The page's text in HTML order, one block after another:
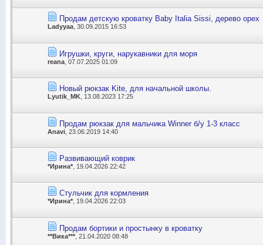
Продам детскую кроватку Baby Italia Sissi, дерево орех
Ladyyaa , 30.09.2015 16:53
Игрушки, круги, нарукавники для моря
reana , 07.07.2025 01:09
Новый рюкзак Kite, для начальной школы.
Lyutik_MK , 13.08.2023 17:25
Продам рюкзак для мальчика Winner б/у 1-3 класс
Anavi , 23.06.2019 14:40
Развивающий коврик
*Ирина* , 19.04.2026 22:42
Стульчик для кормления
*Ирина*, 19.04.2026 22:03
Продам бортики и простынку в кроватку
**Вика*** , 21.04.2020 08:48